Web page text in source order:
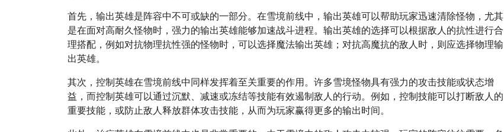
首先，输出英雄是阵容中不可或缺的一部分。在雪境前线中，输出英雄可以帮助玩家迅速清除怪物，尤其
是在面对高耐久怪物时，强力的输出英雄能够加速战斗进程。输出英雄的选择可以根据敌人的抗性进行合
理搭配，例如对抗物理抗性强的怪物时，可以选择魔法输出英雄；对抗高魔抗的敌人时，则应选择物理输
出英雄。
其次，控制英雄在雪境前线中同样发挥着至关重要的作用。许多雪境怪物具有强力的攻击技能或状态增
益，而控制英雄可以通过沉默、减速或冻结等技能有效遏制敌人的行动。例如，控制技能可以打断敌人的
重要技能，或防止敌人释放群体攻击技能，从而为玩家赢得更多的输出时间。